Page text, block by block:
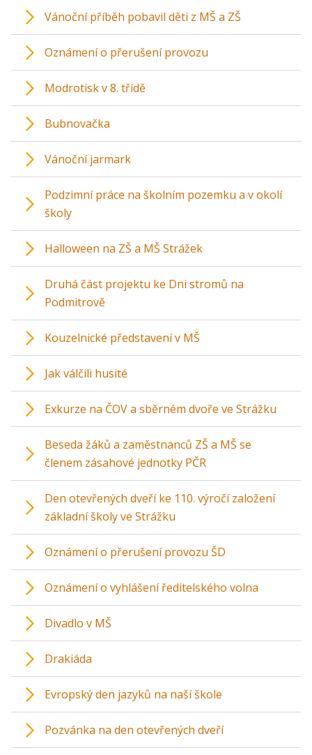
Vánoční příběh pobavil děti z MŠ a ZŠ
Oznámení o přerušení provozu
Modrotisk v 8. třídě
Bubnovačka
Vánoční jarmark
Podzimní práce na školním pozemku a v okolí
školy
Halloween na ZŠ a MŠ Strážek
Druhá část projektu ke Dni stromů na
Podmitrově
Kouzelnické představení v MŠ
Jak válčili husité
Exkurze na ČOV a sběrném dvoře ve Strážku
Beseda žáků a zaměstnanců ZŠ a MŠ se
členem zásahové jednotky PČR
Den otevřených dveří ke 110. výročí založení
základní školy ve Strážku
Oznámení o přerušení provozu ŠD
Oznámení o vyhlášení ředitelského volna
Divadlo v MŠ
Drakiáda
Evropský den jazyků na naší škole
Pozvánka na den otevřených dveří